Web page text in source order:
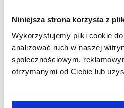
Niniejsza strona korzysta z
Wykorzystujemy pliki cookie
analizować ruch w naszej
społecznościowym,
otrzymanymi od Ciebie lub